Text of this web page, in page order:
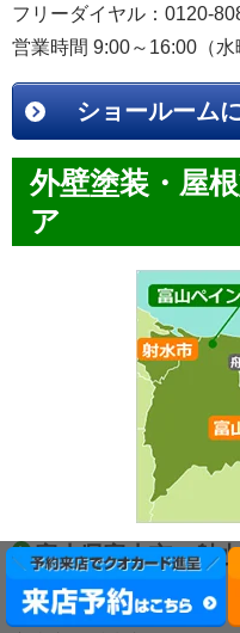
フリーダイヤル：0120-
営業時間 9:00～16:00（水
ショールーム
外壁塗装・屋
ア
富山県富山市・射
い合わせ下さい！